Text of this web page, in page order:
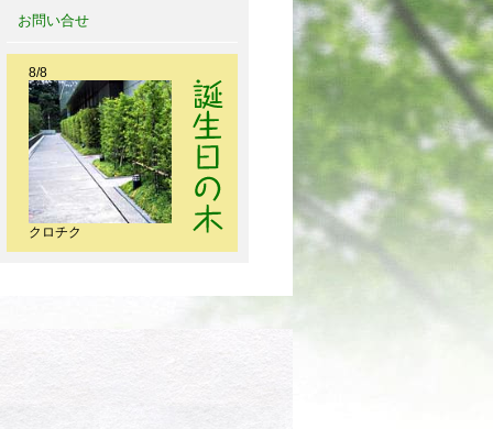
お問い合せ
8/8
クロチク